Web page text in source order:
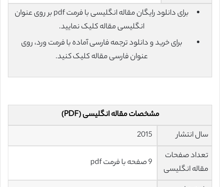
برای دانلود رایگان مقاله انگلیسی با فرمت pdf بر روی عنوان
انگلیسی مقاله کلیک نمایید.
برای خرید و دانلود ترجمه فارسی آماده با فرمت ورد، روی
عنوان فارسی مقاله کلیک کنید.
مشخصات مقاله انگلیسی (PDF)
سال انتشار
تعداد صفحات
مقاله انگلیسی